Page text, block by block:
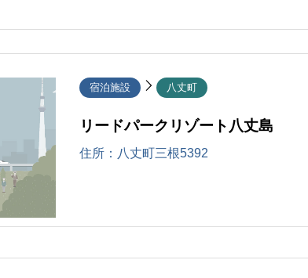
宿泊施設 八丈町
リードパークリゾート八丈島
住所： 八丈町三根5392